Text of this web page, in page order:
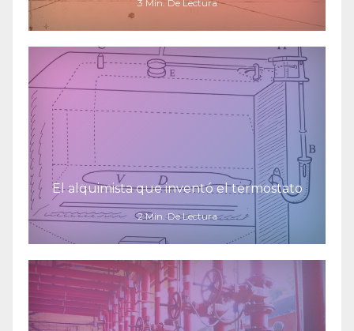
3 Min. De Lectura
El alquimista que inventó el termostato
2 Min. De Lectura